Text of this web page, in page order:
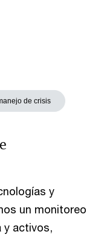
de crisis
y
un monitoreo
y activos,